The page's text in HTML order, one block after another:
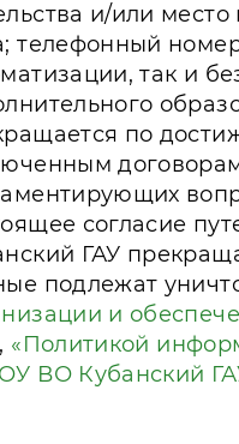
и/или
телефонный
так и
по
согласие
ГАУ
подлежат
и
, «Политикой
ВО Кубанский